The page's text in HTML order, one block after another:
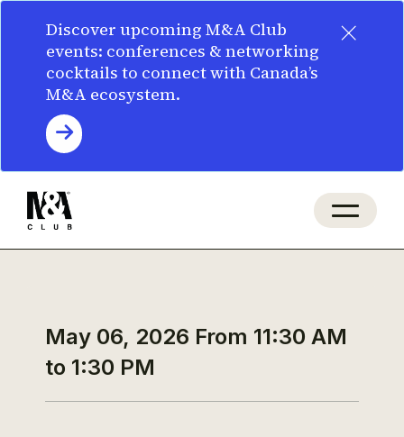
×
Discover upcoming M&A Club
events: conferences & networking
cocktails to connect with Canada’s
M&A ecosystem.
May 06, 2026 From 11:30 AM
to 1:30 PM